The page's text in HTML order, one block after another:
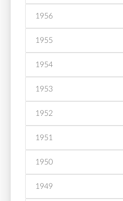
1956
1955
1954
1953
1952
1951
1950
1949